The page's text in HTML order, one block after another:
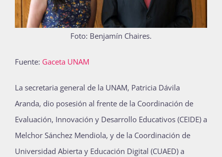
Súmate
Publicaciones
Bienvenida generación 2027-1
Foto: Benjamín Chaires.
Fuente: Gaceta UNAM
La secretaria general de la UNAM, Patricia Dávila
Aranda, dio posesión al frente de la Coordinación de
Evaluación, Innovación y Desarrollo Educativos (CEIDE) a
Melchor Sánchez Mendiola, y de la Coordinación de
Universidad Abierta y Educación Digital (CUAED) a